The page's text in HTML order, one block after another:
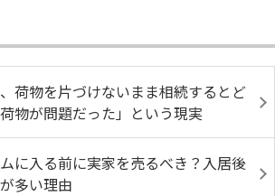
荷物を片づけないまま相続するとど
物が問題だった」という現実
に入る前に実家を売るべき？入居後
多い理由